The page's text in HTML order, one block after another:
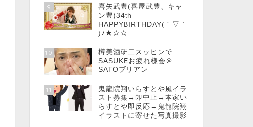
9
喜矢武豊(喜屋武豊、キャ
ン豊)34th
HAPPYBIRTHDAY( ´ ▽ `
)ﾉ★☆☆
10
樽美酒研二スッピンで
SASUKEお疲れ様会＠
SATOブリアン
11
鬼龍院翔いらすとや風イラ
スト募集→即中止→本家い
らすとや即反応→鬼龍院翔
イラストに寄せた写真撮影